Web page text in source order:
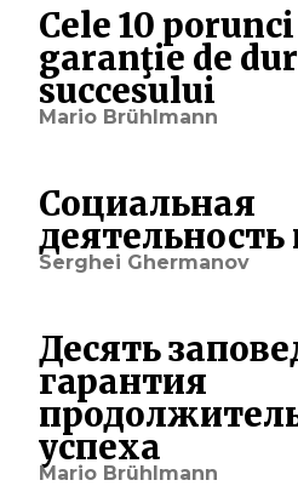
Cele 10
garanţie de
succesului
Mario Brühlmann
Социальная
Serghei Ghermanov
Десять
гарантия
успеха
Mario Brühlmann